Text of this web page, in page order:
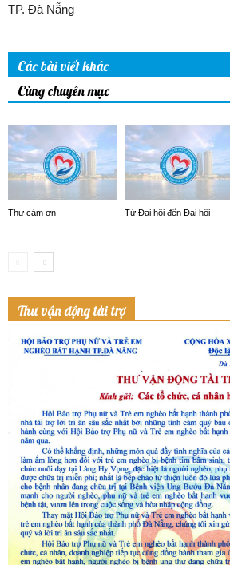
TP. Đà Nẵng
Các bài viết khác
Cùng chuyên mục
Thư cảm ơn Từ Đại hội đến Đại hội
Thư vận động tài trợ